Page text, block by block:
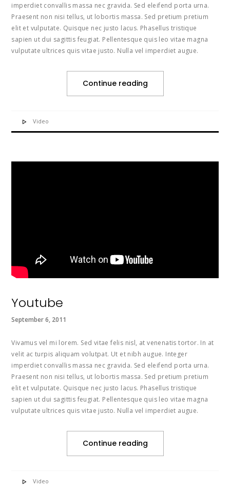
imperdiet convallis massa nec gravida. Sed eleifend porta urna.
Praesent non nisi tellus, ut lobortis massa. Sed pretium pretium
elit et vulputate. Quisque nec justo lacus. Phasellus tristique
sapien ut dui sagittis feugiat. Pellentesque quis leo vitae magna
vulputate ultrices quis vitae justo. Nulla vel imperdiet augue.
Continue reading
Video
Youtube
September 6, 2011
Vivamus vel mi lorem. Sed vitae felis nisl, at venenatis tortor. In at
velit ac turpis aliquam volutpat. Ut et nibh augue. Integer
imperdiet convallis massa nec gravida. Sed eleifend porta urna.
Praesent non nisi tellus, ut lobortis massa. Sed pretium pretium
elit et vulputate. Quisque nec justo lacus. Phasellus tristique
sapien ut dui sagittis feugiat. Pellentesque quis leo vitae magna
vulputate ultrices quis vitae justo. Nulla vel imperdiet augue.
Continue reading
Video